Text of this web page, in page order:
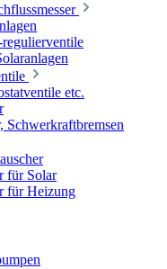
etc.
Schwerkraftbremsen
für Solar
für Heizung